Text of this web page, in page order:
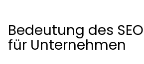
Bedeutung des
für Unternehmen